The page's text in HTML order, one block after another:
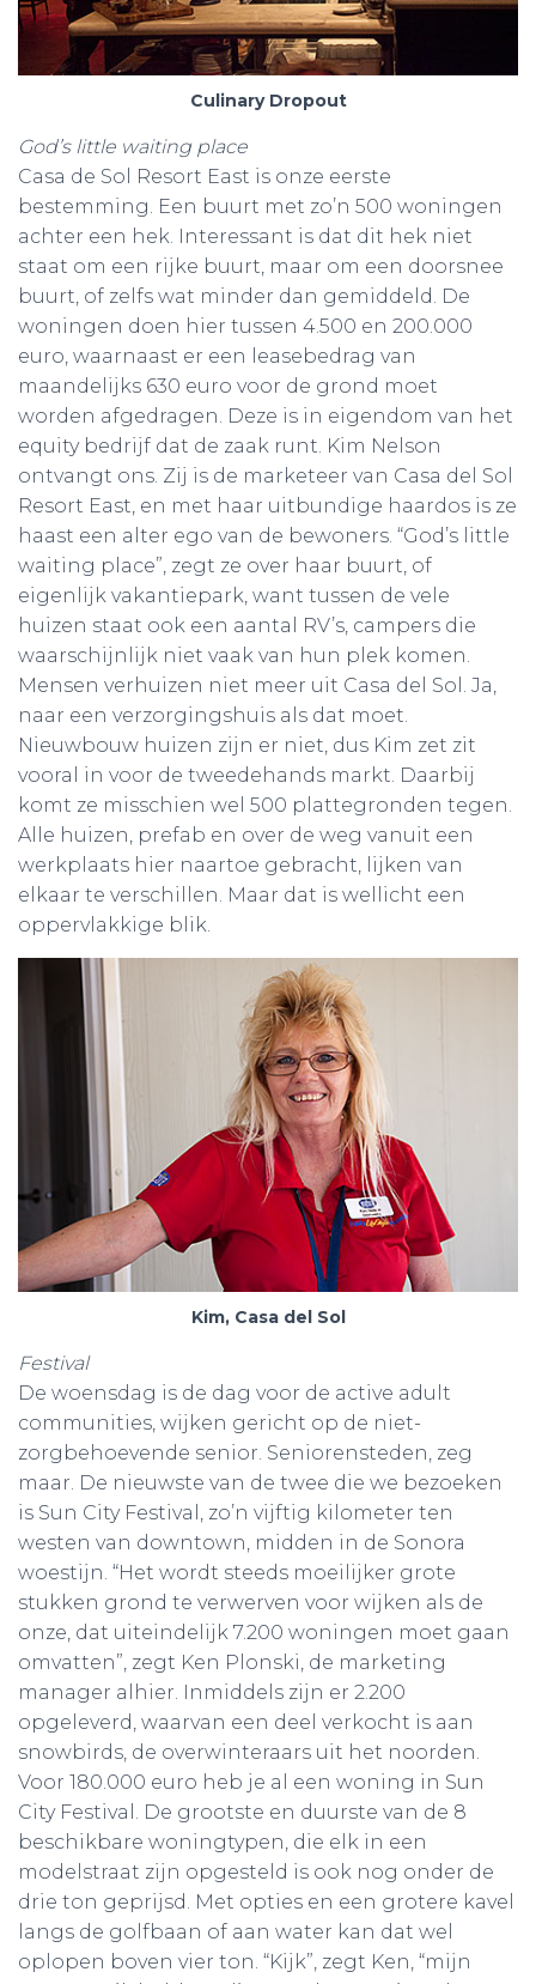
Culinary Dropout
God’s little waiting place
Casa de Sol Resort East is onze eerste
bestemming. Een buurt met zo’n 500 woningen
achter een hek. Interessant is dat dit hek niet
staat om een rijke buurt, maar om een doorsnee
buurt, of zelfs wat minder dan gemiddeld. De
woningen doen hier tussen 4.500 en 200.000
euro, waarnaast er een leasebedrag van
maandelijks 630 euro voor de grond moet
worden afgedragen. Deze is in eigendom van het
equity bedrijf dat de zaak runt. Kim Nelson
ontvangt ons. Zij is de marketeer van Casa del Sol
Resort East, en met haar uitbundige haardos is ze
haast een alter ego van de bewoners. “God’s little
waiting place”, zegt ze over haar buurt, of
eigenlijk vakantiepark, want tussen de vele
huizen staat ook een aantal RV’s, campers die
waarschijnlijk niet vaak van hun plek komen.
Mensen verhuizen niet meer uit Casa del Sol. Ja,
naar een verzorgingshuis als dat moet.
Nieuwbouw huizen zijn er niet, dus Kim zet zit
vooral in voor de tweedehands markt. Daarbij
komt ze misschien wel 500 plattegronden tegen.
Alle huizen, prefab en over de weg vanuit een
werkplaats hier naartoe gebracht, lijken van
elkaar te verschillen. Maar dat is wellicht een
oppervlakkige blik.
Kim, Casa del Sol
Festival
De woensdag is de dag voor de active adult
communities, wijken gericht op de niet-
zorgbehoevende senior. Seniorensteden, zeg
maar. De nieuwste van de twee die we bezoeken
is Sun City Festival, zo’n vijftig kilometer ten
westen van downtown, midden in de Sonora
woestijn. “Het wordt steeds moeilijker grote
stukken grond te verwerven voor wijken als de
onze, dat uiteindelijk 7.200 woningen moet gaan
omvatten”, zegt Ken Plonski, de marketing
manager alhier. Inmiddels zijn er 2.200
opgeleverd, waarvan een deel verkocht is aan
snowbirds, de overwinteraars uit het noorden.
Voor 180.000 euro heb je al een woning in Sun
City Festival. De grootste en duurste van de 8
beschikbare woningtypen, die elk in een
modelstraat zijn opgesteld is ook nog onder de
drie ton geprijsd. Met opties en een grotere kavel
langs de golfbaan of aan water kan dat wel
oplopen boven vier ton. “Kijk”, zegt Ken, “mijn